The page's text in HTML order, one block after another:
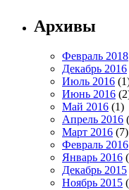
Архивы
Февраль 2018
Декабрь 2016
Июль 2016
Июнь 2016
Май 2016 (1)
Апрель 2016
Март 2016 (7)
Февраль 2016
Январь 2016
Декабрь 2015
Ноябрь 2015